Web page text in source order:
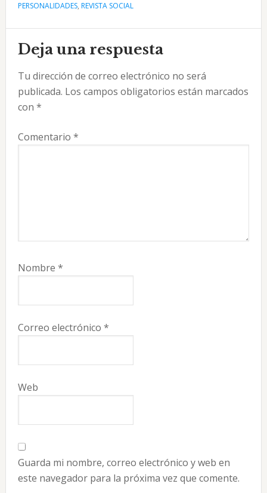
PERSONALIDADES, REVISTA SOCIAL
Interacciones
con
los
lectores
Deja una respuesta
Tu dirección de correo electrónico no será
publicada. Los campos obligatorios están marcados
con *
Comentario *
Nombre *
Correo electrónico *
Web
Guarda mi nombre, correo electrónico y web en
este navegador para la próxima vez que comente.